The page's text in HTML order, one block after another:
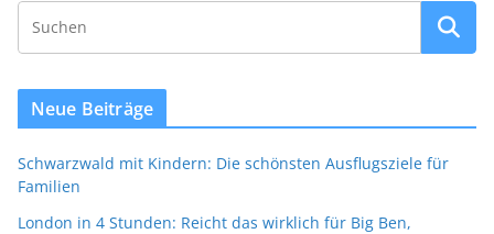
Neue Beiträge
Schwarzwald mit Kindern: Die schönsten Ausflugsziele für
Familien
London in 4 Stunden: Reicht das wirklich für Big Ben,